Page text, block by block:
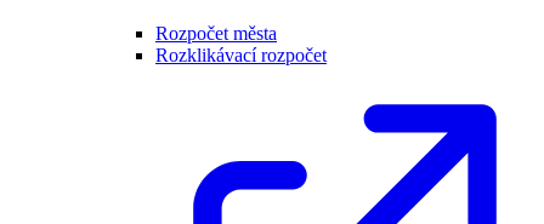
Rozpočet města
Rozklikávací rozpočet